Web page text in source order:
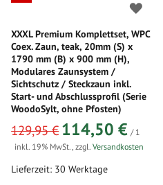
XXXL Premium Komplettset, WPC
Coex. Zaun, teak, 20mm (S) x
1790 mm (B) x 900 mm (H),
Modulares Zaunsystem /
Sichtschutz / Steckzaun inkl.
Start- und Abschlussprofil (Serie
WoodoSylt, ohne Pfosten)
sonderangebot
129,95 € 114,50 € / 1
inkl. 19% MwSt.,zzgl.Versandkosten
Lieferzeit: 30 Werktage